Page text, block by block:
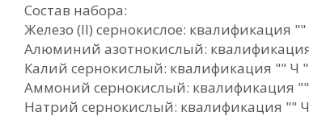
Состав набора:
Железо (II) сернокислое: квалификация ""
Алюминий азотнокислый: квалификация
Калий сернокислый: квалификация "" Ч
Аммоний сернокислый: квалификация ""
Натрий сернокислый: квалификация "" Ч